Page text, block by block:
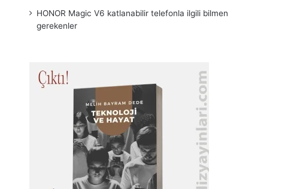
HONOR Magic V6 katlanabilir telefonla ilgili bilmen
gerekenler